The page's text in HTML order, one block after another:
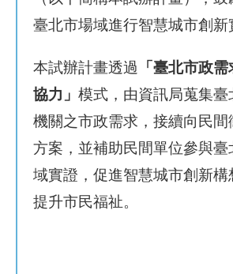
我
助
計
歷
年
場
臺北市場域進行智慧城市創新
本試辦計畫透過 「臺北市政
協力」 模式，由資訊局蒐集臺
機關之市政需求，接續向民
方案，並補助民間單位參與
域實證，促進智慧城市創新構
提升市民福祉。